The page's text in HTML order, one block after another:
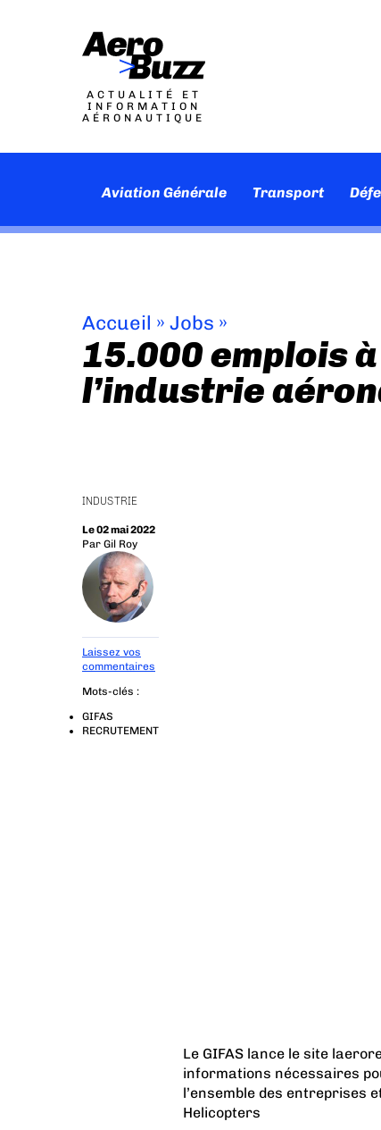
ACTUALITÉ ET
INFORMATION
AÉRONAUTIQUE
Aviation Générale Transport
Accueil » Jobs »
15.000 emplois
l’industrie
INDUSTRIE
Le 02 mai 2022
Par Gil Roy
Laissez vos
commentaires
Mots-clés :
GIFAS
RECRUTEMENT
Le GIFAS lance le site
informations nécessaires
l’ensemble des entreprises
Helicopters